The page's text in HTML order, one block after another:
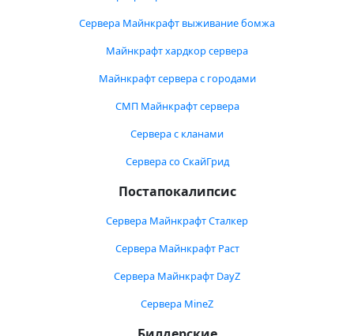
Сервера Майнкрафт выживание бомжа
Майнкрафт хардкор сервера
Майнкрафт сервера с городами
СМП Майнкрафт сервера
Сервера с кланами
Сервера со СкайГрид
Постапокалипсис
Сервера Майнкрафт Сталкер
Сервера Майнкрафт Раст
Сервера Майнкрафт DayZ
Сервера MineZ